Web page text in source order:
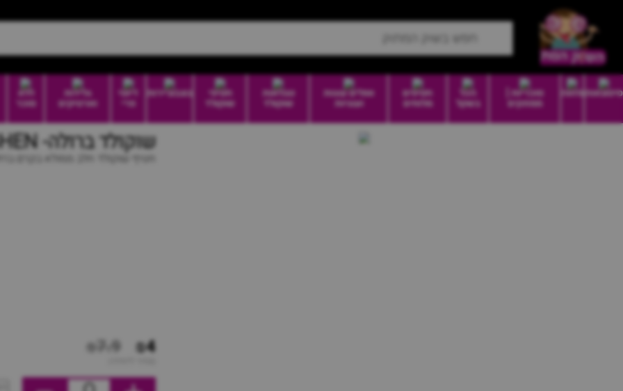
סיטונאותמזווה
סוכריות |
ממתקים
הכל
בשקל
חטיפים
מלוחים
וופלים עוגות
ועוגיות
טבלאות
שוקולד
חטיפי
שוקולד
בונבוניירות
דיוטי
פרי
גלידות
וארטיקים
ללא
סוכר
שוקולד ברולה- ROSHEN
חטיף שוקולד חלב ממולא בקרם
₪4
₪7.9